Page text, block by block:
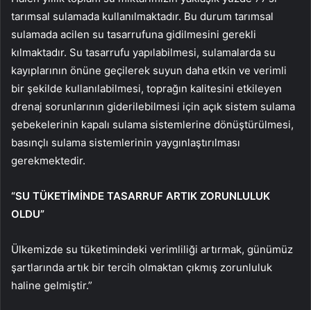
tarımsal sulamada kullanılmaktadır. Bu durum tarımsal
sulamada acilen su tasarrufuna gidilmesini gerekli
kılmaktadır. Su tasarrufu yapılabilmesi, sulamalarda su
kayıplarının önüne geçilerek suyun daha etkin ve verimli
bir şekilde kullanılabilmesi, toprağın kalitesini etkileyen
drenaj sorunlarının giderilebilmesi için açık sistem sulama
şebekelerinin kapalı sulama sistemlerine dönüştürülmesi,
basınçlı sulama sistemlerinin yaygınlaştırılması
gerekmektedir.
“SU TÜKETİMİNDE TASARRUF ARTIK ZORUNLULUK
OLDU”
Ülkemizde su tüketimindeki verimliliği artırmak, günümüz
şartlarında artık bir tercih olmaktan çıkmış zorunluluk
haline gelmiştir.”